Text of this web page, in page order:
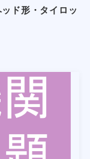
ド形・タイロッ